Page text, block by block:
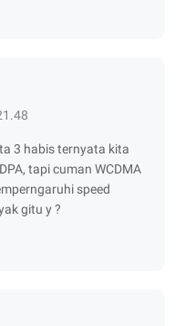
3 habis ternyata kita
tapi cuman WCDMA
speed
gitu y ?